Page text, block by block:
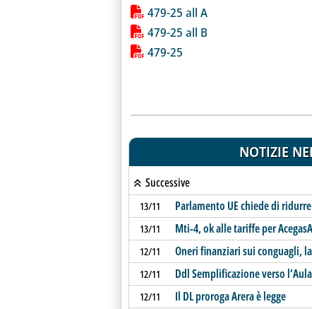
Lista allegati PDF alla
479-25 all A
479-25 all B
479-25
NOTIZIE
Successive
13/11 Parlamento UE chiede di
13/11 Mti-4, ok alle tariffe per
12/11 Oneri finanziari sui conguagli,
12/11 Ddl Semplificazione verso l’Aula
12/11 Il DL proroga Arera è legge